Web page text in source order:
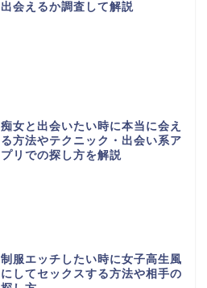
出会えるか調査して解説
痴女と出会いたい時に本当に会え
る方法やテクニック・出会い系ア
プリでの探し方を解説
制服エッチしたい時に女子高生風
にしてセックスする方法や相手の